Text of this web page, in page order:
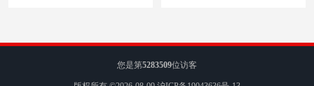
您是第5283509位访客